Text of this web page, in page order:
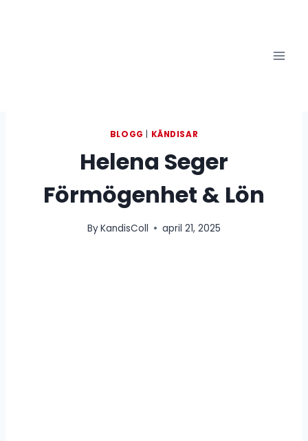
BLOGG KÄNDISAR
Helena Seger
Förmögenhet & Lön
ByKandisColl april 21, 2025